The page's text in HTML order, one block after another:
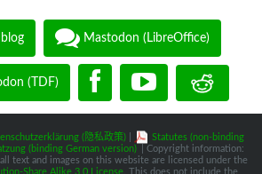
Mastodon (LibreOffice)
(TDF)
(隐私政策)|
Statutes (non-binding
(binding German version)
| Copyright information:
text and images on this website are licensed under the
Share Alike 3.0 License . This does not include the